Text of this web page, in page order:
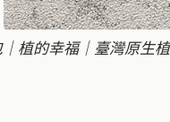
植的幸福｜臺灣原生